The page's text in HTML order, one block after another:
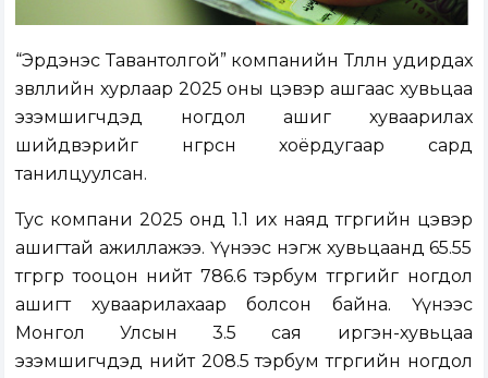
“Эрдэнэс Тавантолгой” компанийн Төлөөлөн удирдах
зөвлөлийн хурлаар 2025 оны цэвэр ашгаас хувьцаа
эзэмшигчдэд ногдол ашиг хуваарилах
шийдвэрийг өнгөрсөн хоёрдугаар сард
танилцуулсан.
Тус компани 2025 онд 1.1 их наяд төгрөгийн цэвэр
ашигтай ажиллажээ. Үүнээс нэгж хувьцаанд 65.55
төгрөгөөр тооцон нийт 786.6 тэрбум төгрөгийг ногдол
ашигт хуваарилахаар болсон байна. Үүнээс
Монгол Улсын 3.5 сая иргэн-хувьцаа
эзэмшигчдэд нийт 208.5 тэрбум төгрөгийн ногдол